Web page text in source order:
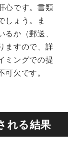
心です。書類
しょう。ま
か（郵送、
ますので、詳
ミングでの提
欠です。
れる結果